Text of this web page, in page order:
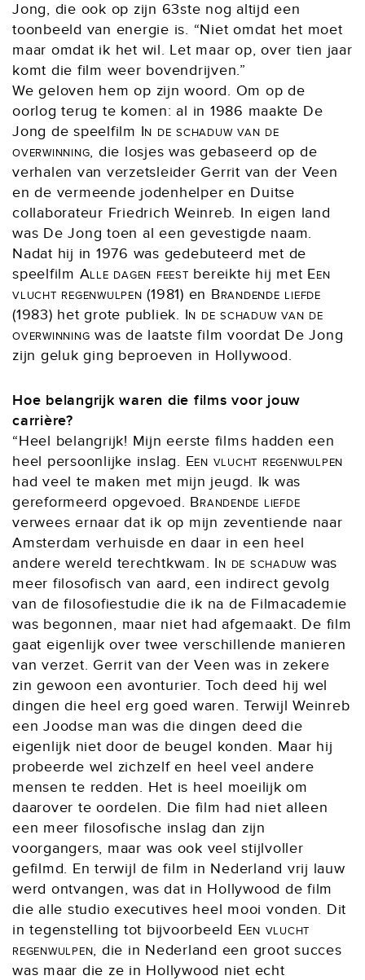
Jong, die ook op zijn 63ste nog altijd een
toonbeeld van energie is. “Niet omdat het moet
maar omdat ik het wil. Let maar op, over tien jaar
komt die film weer bovendrijven.”
We geloven hem op zijn woord. Om op de
oorlog terug te komen: al in 1986 maakte De
Jong de speelfilm In de schaduw van de
overwinning, die losjes was gebaseerd op de
verhalen van verzetsleider Gerrit van der Veen
en de vermeende jodenhelper en Duitse
collaborateur Friedrich Weinreb. In eigen land
was De Jong toen al een gevestigde naam.
Nadat hij in 1976 was gedebuteerd met de
speelfilm Alle dagen feest bereikte hij met Een
vlucht regenwulpen(1981) en Brandende liefde
(1983) het grote publiek. In de schaduw van de
overwinning was de laatste film voordat De Jong
zijn geluk ging beproeven in Hollywood.
Hoe belangrijk waren die films voor jouw
carrière?
“Heel belangrijk! Mijn eerste films hadden een
heel persoonlijke inslag. Een vlucht regenwulpen
had veel te maken met mijn jeugd. Ik was
gereformeerd opgevoed. Brandende liefde
verwees ernaar dat ik op mijn zeventiende naar
Amsterdam verhuisde en daar in een heel
andere wereld terechtkwam. In de schaduw was
meer filosofisch van aard, een indirect gevolg
van de filosofiestudie die ik na de Filmacademie
was begonnen, maar niet had afgemaakt. De film
gaat eigenlijk over twee verschillende manieren
van verzet. Gerrit van der Veen was in zekere
zin gewoon een avonturier. Toch deed hij wel
dingen die heel erg goed waren. Terwijl Weinreb
een Joodse man was die dingen deed die
eigenlijk niet door de beugel konden. Maar hij
probeerde wel zichzelf en heel veel andere
mensen te redden. Het is heel moeilijk om
daarover te oordelen. Die film had niet alleen
een meer filosofische inslag dan zijn
voorgangers, maar was ook veel stijlvoller
gefilmd. En terwijl de film in Nederland vrij lauw
werd ontvangen, was dat in Hollywood de film
die alle studio executives heel mooi vonden. Dit
in tegenstelling tot bijvoorbeeld Een vlucht
regenwulpen, die in Nederland een groot succes
was maar die ze in Hollywood niet echt